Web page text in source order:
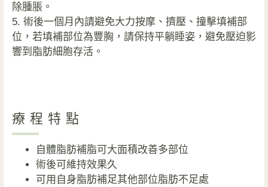
除腫脹。
5. 術後一個月內請避免大力按摩、擠壓、撞擊填補部
位，若填補部位為豐胸，請保持平躺睡姿，避免壓迫影
響到脂肪細胞存活。
療程特點
自體脂肪補脂可大面積改善多部位
術後可維持效果久
可用自身脂肪補足其他部位脂肪不足處